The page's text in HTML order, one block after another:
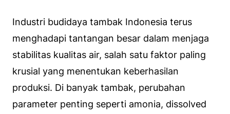
Industri budidaya tambak Indonesia terus
menghadapi tantangan besar dalam menjaga
stabilitas kualitas air, salah satu faktor paling
krusial yang menentukan keberhasilan
produksi. Di banyak tambak, perubahan
parameter penting seperti amonia, dissolved